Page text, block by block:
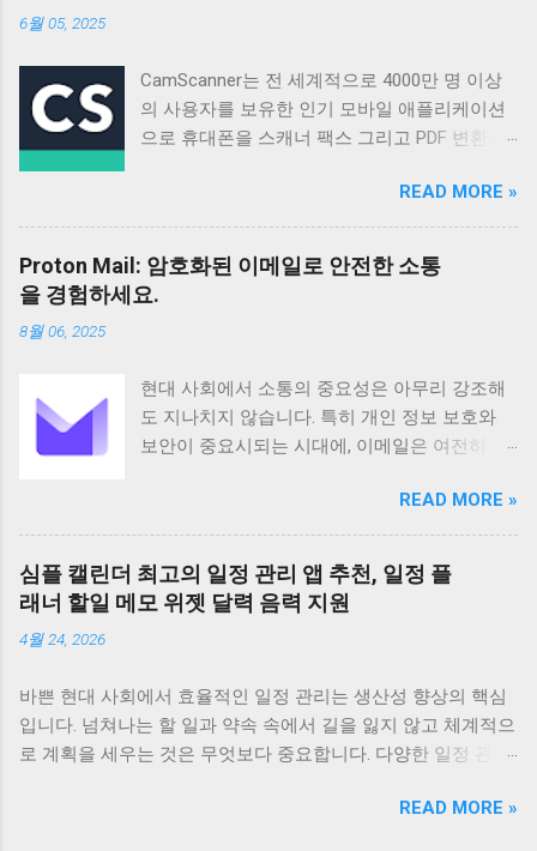
6월 05, 2025
CamScanner는 전 세계적으로 4000만 명 이상
의 사용자를 보유한 인기 모바일 애플리케이션
으로 휴대폰을 스캐너 팩스 그리고 PDF 변환기
명 이상의 신규 사용자가 가입할 정도로 꾸준히
성장하고 있으며 다양한 기능과 편리한 사용성
으로 많은 사용자들의 호평을 받고 있습니다 이
앱은 단순한 스캔 기능을 넘어 문서 관리 공유
그리고 협업까지 지원하여 업무 효율성을 높이
이드 기반 애플리케이션으로 전 세계 200개 이
상의 국가와 지역에서 사용되고 있습니다
Android 5 이상 버전을 지원하며 전체 이용가 등
앱은 100만 건 이상의 다운로드 수를 기록하며
그 인기를 실감케 합니다 주요 기능으로는 문서
스캔 PDF 변환 텍스트 인식 문서 관리 공유 그리
고 협업 기능 등이 있습니다 특히 고급 이미지
트를 추출하고 편집할 수 있습니다 다양한 언어
를 지원하며 문서를 손쉽게 검색하고 관리할 수
있도록 태그 기능도 제공합니다 CamScanner의
주요 기능은 문서 스캔 기능에서 시작합니다 이
앱은 최첨단 이미지 처리 기술을 적용하여 사진
READ MORE »
Proton Mail: 암호화된 이메일로 안전한 소통
을 경험하세요.
8월 06, 2025
현대 사회에서 소통의 중요성은 아무리 강조해
도 지나치지 않습니다. 특히 개인 정보 보호와
보안이 중요시되는 시대에, 이메일은 여전히 가
로 자리 잡고 있습니다. 하지만 동시에 이메일은
해킹이나 정보 유출의 위험에 항상 노출되어 있
습니다. 이러한 불안감을 해소하고 사용자의 프
라이버시를 최우선으로 보호하기 위해 탄생한
것이 바로 Proton Mail입니다. 스위스에 기반을
일 서비스를 제공하며, 전 세계 수백만 명의 사
용자가 그 가치를 인정하고 있습니다. Proton
Mail은 단순한 이메일 서비스 제공을 넘어, 사용
효율적으로 관리할 수 있도록 필요한 모든 기능
READ MORE »
심플 캘린더 최고의 일정 관리 앱 추천, 일정 플
래너 할일 메모 위젯 달력 음력 지원
4월 24, 2026
바쁜 현대 사회에서 효율적인 일정 관리는 생산성 향상의 핵심
입니다. 넘쳐나는 할 일과 약속 속에서 길을 잃지 않고 체계적으
로 계획을 세우는 것은 무엇보다 중요합니다. 다양한 일정 관리
과 강력한 기능으로 많은 사용자들에게 사랑받고 있습니다. 오
READ MORE »